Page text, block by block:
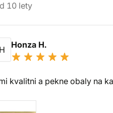
10 lety
Honza H.
kvalitni a pekne obaly na